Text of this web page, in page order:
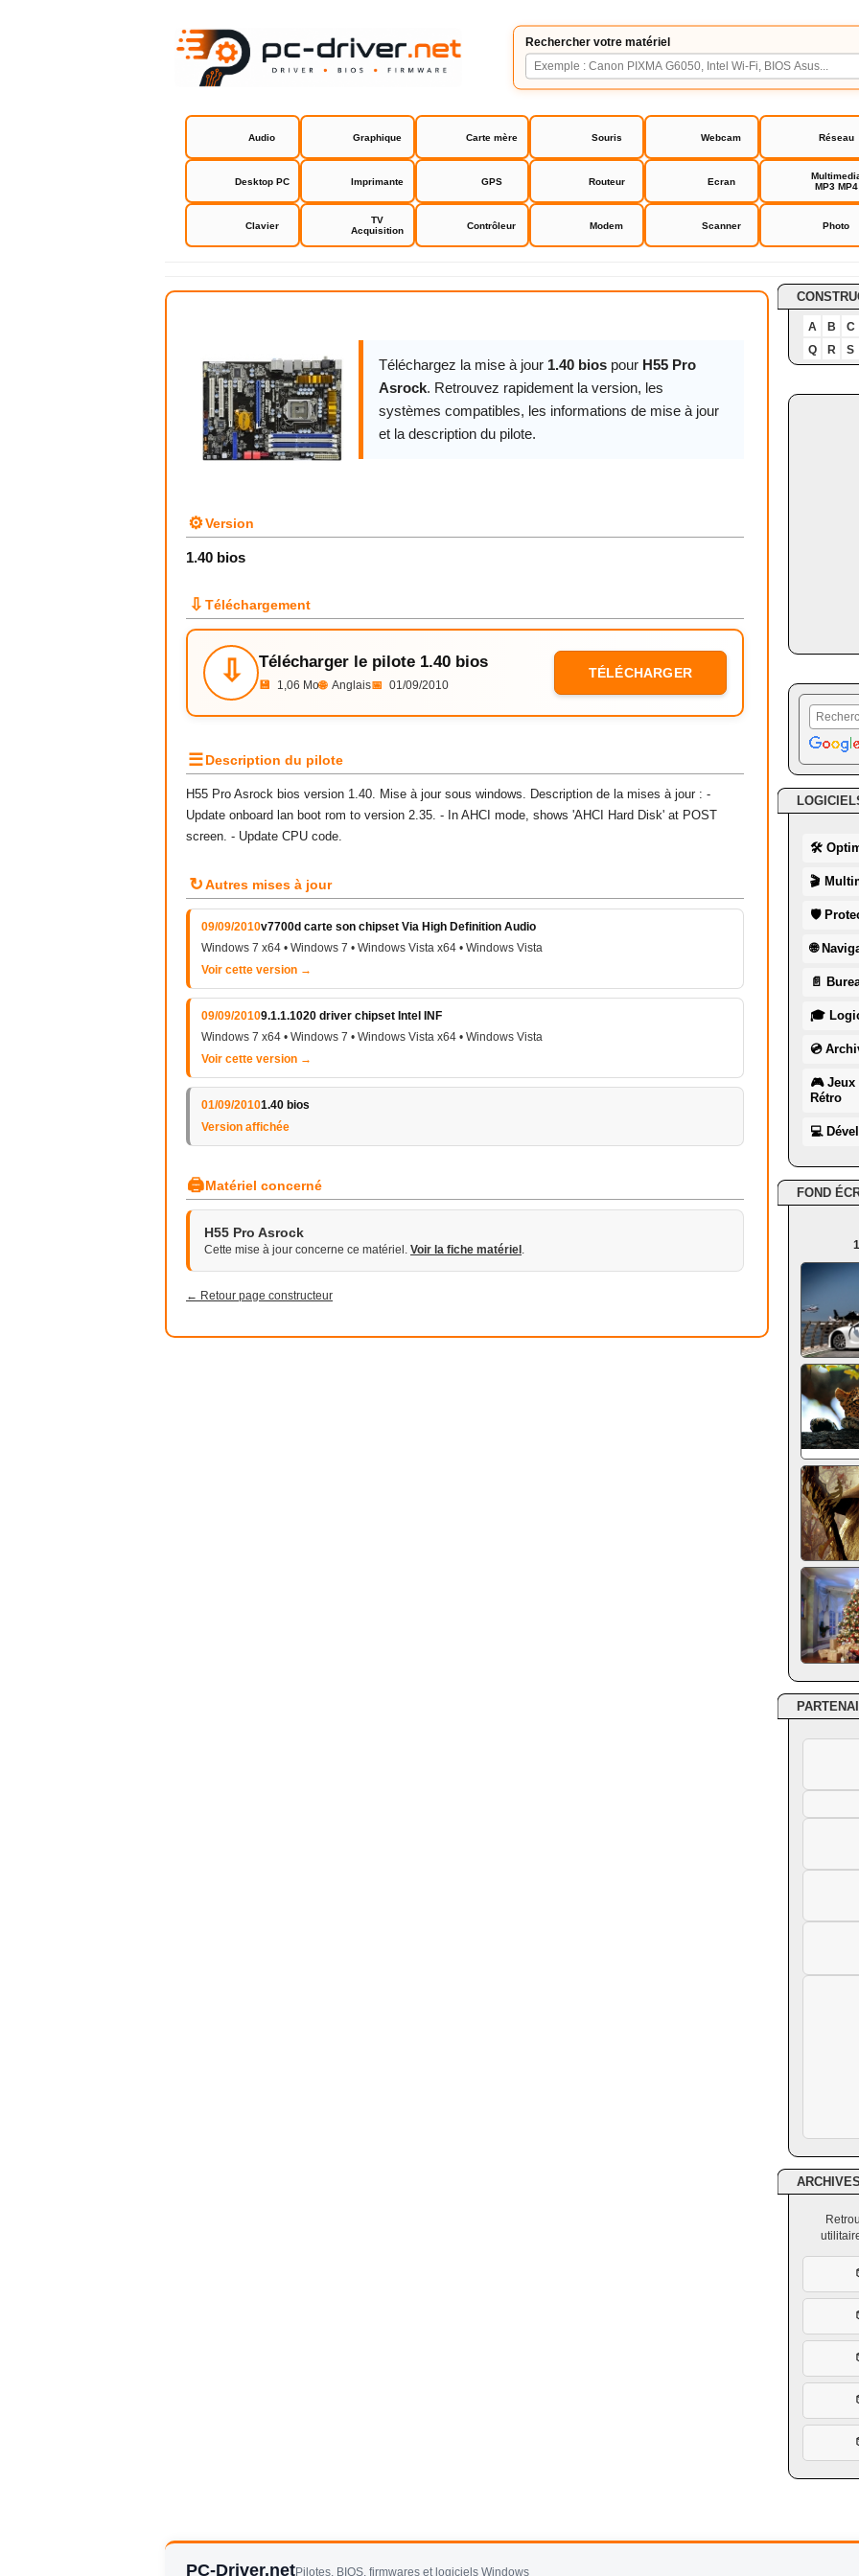
Rechercher votre matériel
Audio Graphique Carte mère Souris Webcam Réseau
Desktop PC Imprimante GPS Routeur Ecran
MP3 MP4
Clavier
TV
Acquisition
Contrôleur Modem Scanner Photo
H55 Pro Asrock
Téléchargez la mise à jour 1.40 bios pour H55 Pro
Asrock. Retrouvez rapidement la version, les
systèmes compatibles, les informations de mise à jour
et la description du pilote.
⚙Version
1.40 bios
⇩ Téléchargement
⇩ Télécharger le pilote 1.40 bios
💾 1,06 Mo🌐 Anglais📅 01/09/2010
TÉLÉCHARGER
☰Description du pilote
H55 Pro Asrock bios version 1.40. Mise à jour sous windows. Description de la mises à jour : -
Update onboard lan boot rom to version 2.35. - In AHCI mode, shows 'AHCI Hard Disk' at POST
screen. - Update CPU code.
↻Autres mises à jour
09/09/2010v7700d carte son chipset Via High Definition Audio
Windows 7 x64 • Windows 7 • Windows Vista x64 • Windows Vista
Voir cette version →
09/09/20109.1.1.1020 driver chipset Intel INF
Windows 7 x64 • Windows 7 • Windows Vista x64 • Windows Vista
Voir cette version →
01/09/20101.40 bios
Version affichée
🖨Matériel concerné
H55 Pro Asrock
Cette mise à jour concerne ce matériel. Voir la fiche matériel .
← Retour page constructeur
A B
C
Q
R S
🛠
🎬
🛡
🌐
📄
🎓
💿
🎮 Jeux
Rétro
💻
FOND
PC-Driver.netPilotes, BIOS, firmwares et logiciels Windows